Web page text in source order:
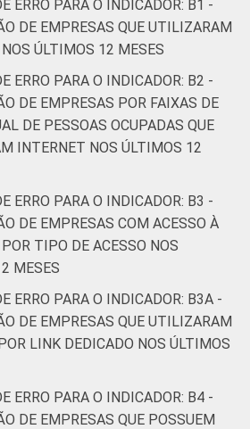
automotores e
motocicletas
armazenagem
e correio
3,7 3,8
Alojamento e
Atividades
imobiliárias;
Atividades
científicas e
técnicas;
Atividades
e serviços
complentares
3,6 3,9
ERRO PARA O INDICADOR: B1 -
DE EMPRESAS QUE UTILIZARAM
ÚLTIMOS 12 MESES
ERRO PARA O INDICADOR: B2 -
DE EMPRESAS POR FAIXAS DE
DE PESSOAS OCUPADAS QUE
INTERNET NOS ÚLTIMOS 12
ERRO PARA O INDICADOR: B3 -
DE EMPRESAS COM ACESSO À
TIPO DE ACESSO NOS
MESES
ERRO PARA O INDICADOR: B3A -
DE EMPRESAS QUE UTILIZARAM
LINK DEDICADO NOS ÚLTIMOS
ERRO PARA O INDICADOR: B4 -
DE EMPRESAS QUE POSSUEM